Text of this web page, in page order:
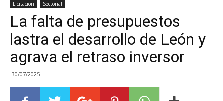
Licitacion Sectorial
La falta de presupuestos
lastra el desarrollo de León y
agrava el retraso inversor
30/07/2025